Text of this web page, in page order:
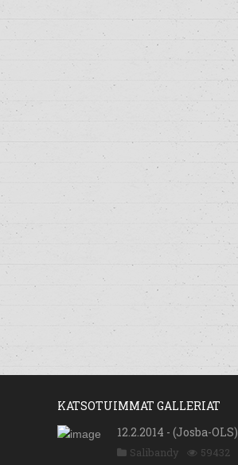
KATSOTUIMMAT GALLERIAT
12.2.2014 - (Josba-OLS)
Salibandy 59432